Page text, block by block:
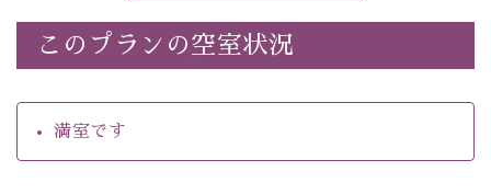
いう昔の暦による料理表現）
・朝食はこだわりの味噌汁をはじめとした和定食
【温泉】
自家源泉「美翠源泉」は酸化の進みが遅く新鮮で若返り
このプランの空室状況
満室です